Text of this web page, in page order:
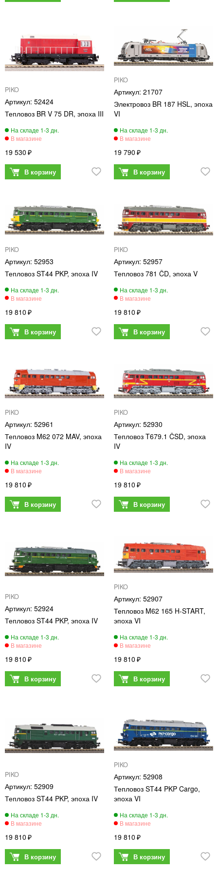
PIKO
52424
Тепловоз BR V 75 DR, эпоха III
19 530
PIKO
21707
Электровоз BR 187 HSL, эпоха
VI
19 790
PIKO
52953
Тепловоз ST44 PKP, эпоха IV
19 810
PIKO
52957
Тепловоз 781 ČD, эпоха V
19 810
PIKO
52961
Тепловоз M62 072 MAV, эпоха
IV
19 810
PIKO
52930
Тепловоз T679.1 ČSD, эпоха
IV
19 810
PIKO
52924
Тепловоз ST44 PKP, эпоха IV
19 810
PIKO
52907
Тепловоз M62 165 H-START,
эпоха VI
19 810
PIKO
52909
Тепловоз ST44 PKP, эпоха IV
19 810
PIKO
52908
Тепловоз ST44 PKP Cargo,
эпоха VI
19 810